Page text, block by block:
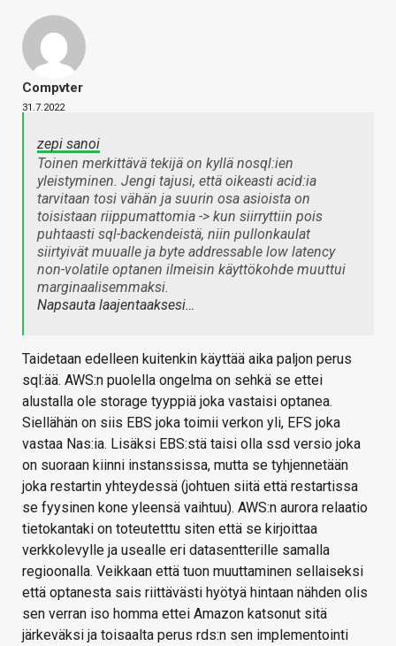
Compvter
31.7.2022
zepi sanoi
Toinen merkittävä tekijä on kyllä nosql:ien
yleistyminen. Jengi tajusi, että oikeasti acid:ia
tarvitaan tosi vähän ja suurin osa asioista on
toisistaan riippumattomia -> kun siirryttiin pois
puhtaasti sql-backendeistä, niin pullonkaulat
siirtyivät muualle ja byte addressable low latency
non-volatile optanen ilmeisin käyttökohde muuttui
marginaalisemmaksi.
Napsauta laajentaaksesi…
Taidetaan edelleen kuitenkin käyttää aika paljon perus
sql:ää. AWS:n puolella ongelma on sehkä se ettei
alustalla ole storage tyyppiä joka vastaisi optanea.
Siellähän on siis EBS joka toimii verkon yli, EFS joka
vastaa Nas:ia. Lisäksi EBS:stä taisi olla ssd versio joka
on suoraan kiinni instanssissa, mutta se tyhjennetään
joka restartin yhteydessä (johtuen siitä että restartissa
se fyysinen kone yleensä vaihtuu). AWS:n aurora relaatio
tietokantaki on toteutetttu siten että se kirjoittaa
verkkolevylle ja usealle eri datasentterille samalla
regioonalla. Veikkaan että tuon muuttaminen sellaiseksi
että optanesta sais riittävästi hyötyä hintaan nähden olis
sen verran iso homma ettei Amazon katsonut sitä
järkeväksi ja toisaalta perus rds:n sen implementointi